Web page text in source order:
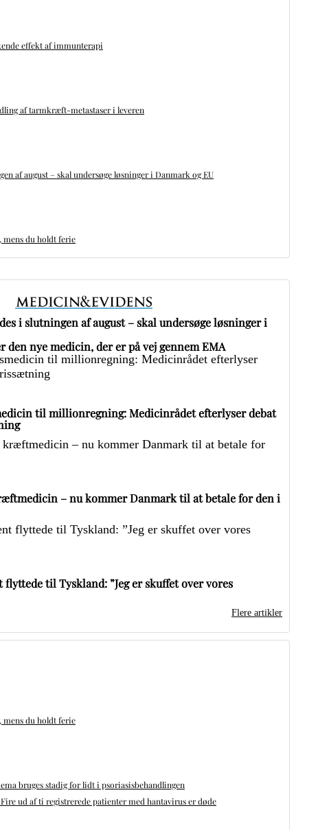
effekt af immunterapi
af tarmkræft-metastaser i leveren
af august – skal undersøge løsninger i Danmark og EU
mens du holdt ferie
i slutningen af august – skal undersøge løsninger i
den nye medicin, der er på vej gennem EMA
til millionregning: Medicinrådet efterlyser debat
– nu kommer Danmark til at betale for den i
til Tyskland: ”Jeg er skuffet over vores
Flere artikler
mens du holdt ferie
bruges stadig for lidt i psoriasisbehandlingen
ud af ti registrerede patienter med hantavirus er døde